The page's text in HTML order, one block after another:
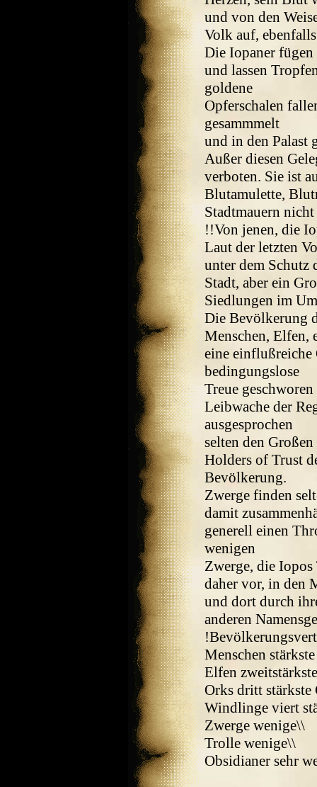
und von den
Volk auf,
Die Iopaner
und lassen
goldene
Opferschalen
gesammmelt
und in den Palast
Außer diesen
verboten. Sie ist
Blutamulette,
Stadtmauern
!!Von jenen, die
Laut der letzten
unter dem Schutz
Stadt, aber ein
Siedlungen im
Die Bevölkerung
Menschen, Elfen,
eine einflußreiche
bedingungslose
Treue
Leibwache der
ausgesprochen
selten den
Holders of Trust
Bevölkerung.
Zwerge finden
damit
generell einen
wenigen
Zwerge, die Iopos
daher vor, in den
und dort durch
anderen
Menschen
Elfen
Orks dritt stärkste
Windlinge viert
Zwerge wenige\\
Trolle wenige\\
Obsidianer sehr